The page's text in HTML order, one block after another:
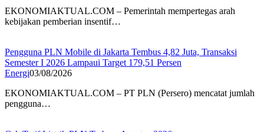
EKONOMIAKTUAL.COM – Pemerintah mempertegas arah
kebijakan pemberian insentif…
Pengguna PLN Mobile di Jakarta Tembus 4,82 Juta, Transaksi
Semester I 2026 Lampaui Target 179,51 Persen
Energi03/08/2026
EKONOMIAKTUAL.COM – PT PLN (Persero) mencatat jumlah
pengguna…